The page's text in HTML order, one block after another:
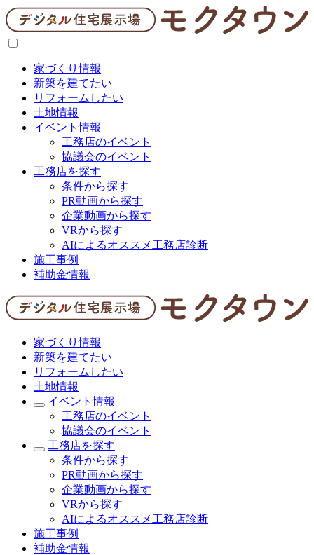
家づくり情報
新築を建てたい
リフォームしたい
土地情報
イベント情報
工務店のイベント
協議会のイベント
工務店を探す
条件から探す
PR動画から探す
企業動画から探す
VRから探す
AIによるオススメ工務店診断
施工事例
補助金情報
家づくり情報
新築を建てたい
リフォームしたい
土地情報
イベント情報
工務店のイベント
協議会のイベント
工務店を探す
条件から探す
PR動画から探す
企業動画から探す
VRから探す
AIによるオススメ工務店診断
施工事例
補助金情報